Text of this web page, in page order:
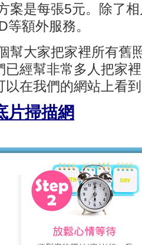
案是每張5元。除了
等額外服務。
幫大家把家裡所有舊
已經幫非常多人把家
以在我們的網站上看
片掃描網